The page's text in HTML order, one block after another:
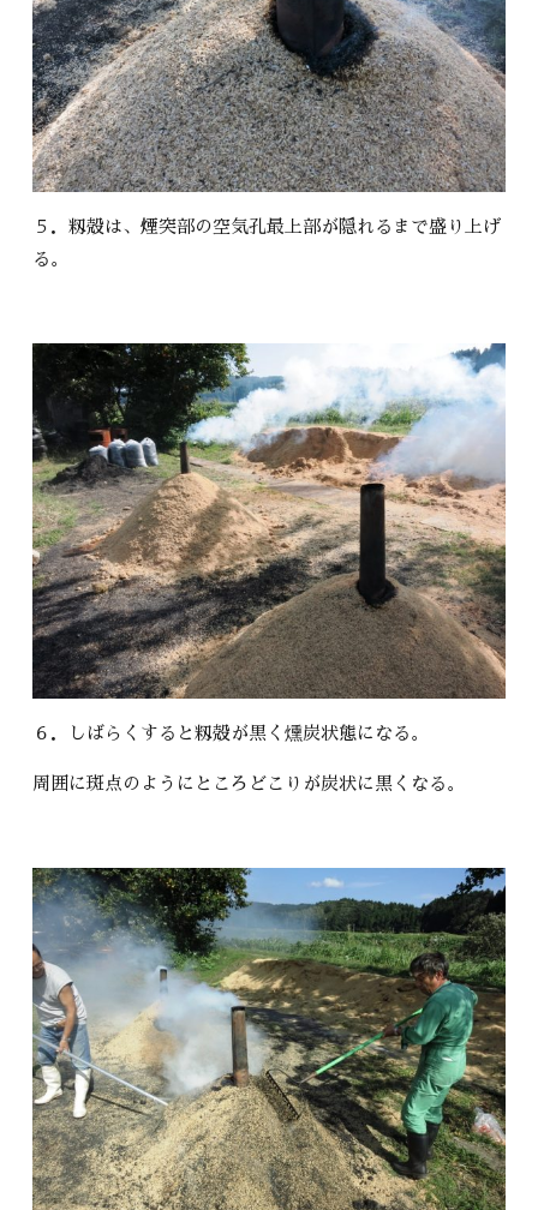
５．籾殻は、煙突部の空気孔最上部が隠れるまで盛り上げ
る。
６．しばらくすると籾殻が黒く燻炭状態になる。
周囲に斑点のようにところどこりが炭状に黒くなる。